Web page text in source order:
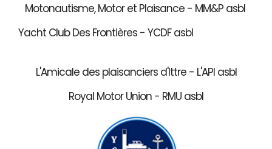
Motonautisme, Motor et Plaisance - MM&P asbl
Yacht Club Des Frontières - YCDF asbl
L'Amicale des plaisanciers d'Ittre - L'API asbl
Royal Motor Union - RMU asbl